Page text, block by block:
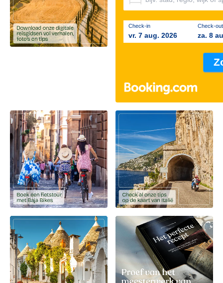
Check-in
vr. 7 aug. 2026
Check-out
za. 8